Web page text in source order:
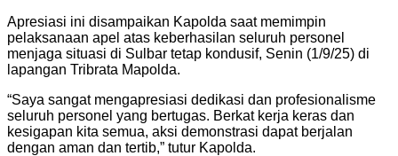
Apresiasi ini disampaikan Kapolda saat memimpin
pelaksanaan apel atas keberhasilan seluruh personel
menjaga situasi di Sulbar tetap kondusif, Senin (1/9/25) di
lapangan Tribrata Mapolda.
“Saya sangat mengapresiasi dedikasi dan profesionalisme
seluruh personel yang bertugas. Berkat kerja keras dan
kesigapan kita semua, aksi demonstrasi dapat berjalan
dengan aman dan tertib,” tutur Kapolda.